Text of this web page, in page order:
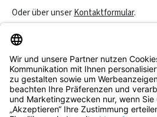
Oder über unserKontaktformular.
Service & Beratung